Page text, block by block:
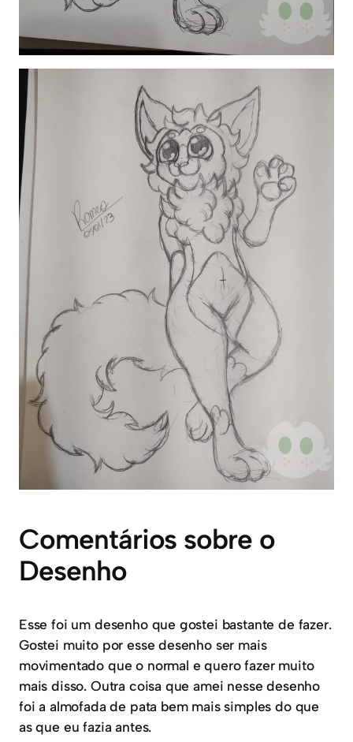
Comentários sobre o
Desenho
Esse foi um desenho que gostei bastante de fazer.
Gostei muito por esse desenho ser mais
movimentado que o normal e quero fazer muito
mais disso. Outra coisa que amei nesse desenho
foi a almofada de pata bem mais simples do que
as que eu fazia antes.